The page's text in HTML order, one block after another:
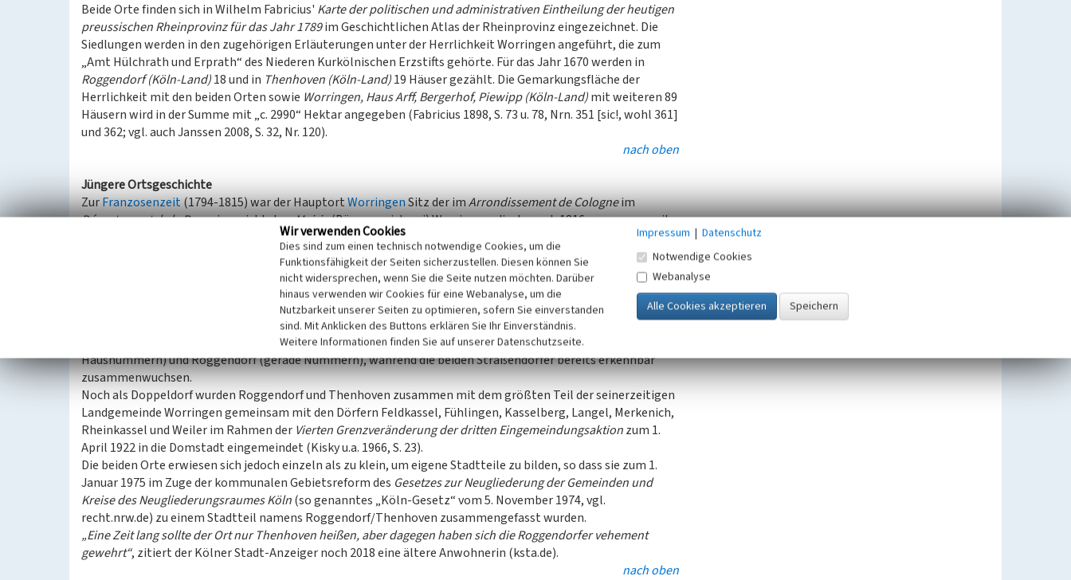
Beide Orte finden sich in Wilhelm Fabricius' Karte der politischen und administrativen Eintheilung der heutigen
preussischen Rheinprovinz für das Jahr 1789im Geschichtlichen Atlas der Rheinprovinz eingezeichnet. Die
Siedlungen werden in den zugehörigen Erläuterungen unter der Herrlichkeit Worringen angeführt, die zum
„Amt Hülchrath und Erprath“ des Niederen Kurkölnischen Erzstifts gehörte. Für das Jahr 1670 werden in
Roggendorf (Köln-Land)18 und in Thenhoven (Köln-Land)19 Häuser gezählt. Die Gemarkungsfläche der
Herrlichkeit mit den beiden Orten sowie Worringen, Haus Arff, Bergerhof, Piewipp (Köln-Land)mit weiteren 89
Häusern wird in der Summe mit „c. 2990“ Hektar angegeben (Fabricius 1898, S. 73 u. 78, Nrn. 351 [sic!, wohl 361]
und 362; vgl. auch Janssen 2008, S. 32, Nr. 120).
nach oben
Jüngere Ortsgeschichte
ZurFranzosenzeit(1794-1815) war der HauptortWorringenSitz der imArrondissement de Cologneim
Département de la RoereingerichtetenMairie(Bürgermeisterei) Worringen, die dann ab 1816 zusammen mit
weiteren 19 ihr zugehörigen Orten zum neu gegründeten preußischen Landkreis Köln (1816-1974) gehörte.
befindliche Bürgermeisteramt wurde zum 23. Oktober 1867 nach Worringen
In der Aufstellung der Orte des neuen Landkreises Köln vom 20. April 1816 werden für Roggendorf 208 und für
Thenhoven 160 Einwohner angeführt (Kisky u.a. 1966, S. 15 u. 18).
Im 19. Jahrhundert bildete die Quettinghofstraße noch die Grenze zwischen Thenhoven (mit ungeraden
Hausnummern) und Roggendorf (gerade Nummern), während die beiden Straßendörfer bereits erkennbar
zusammenwuchsen.
Noch als Doppeldorf wurden Roggendorf und Thenhoven zusammen mit dem größten Teil der seinerzeitigen
Landgemeinde Worringen gemeinsam mit den Dörfern Feldkassel, Fühlingen, Kasselberg, Langel, Merkenich,
Rheinkassel und Weiler im Rahmen der Vierten Grenzveränderung der dritten Eingemeindungsaktionzum 1.
April 1922 in die Domstadt eingemeindet (Kisky u.a. 1966, S. 23).
Die beiden Orte erwiesen sich jedoch einzeln als zu klein, um eigene Stadtteile zu bilden, so dass sie zum 1.
Januar 1975 im Zuge der kommunalen Gebietsreform des Gesetzes zur Neugliederung der Gemeinden und
Kreise des Neugliederungsraumes Köln(so genanntes „Köln-Gesetz“ vom 5. November 1974, vgl.
recht.nrw.de) zu einem Stadtteil namens Roggendorf/Thenhoven zusammengefasst wurden.
„Eine Zeit lang sollte der Ort nur Thenhoven heißen, aber dagegen haben sich die Roggendorfer vehement
gewehrt“, zitiert der Kölner Stadt-Anzeiger noch 2018 eine ältere Anwohnerin (ksta.de).
nach oben
Wir verwenden Cookies
Dies sind zum einen technisch notwendige Cookies, um die
Funktionsfähigkeit der Seiten sicherzustellen. Diesen können Sie
nicht widersprechen, wenn Sie die Seite nutzen möchten. Darüber
hinaus verwenden wir Cookies für eine Webanalyse, um die
Nutzbarkeit unserer Seiten zu optimieren, sofern Sie einverstanden
sind. Mit Anklicken des Buttons erklären Sie Ihr Einverständnis.
Weitere Informationen finden Sie auf unserer Datenschutzseite.
Impressum | Datenschutz
Notwendige Cookies
Webanalyse